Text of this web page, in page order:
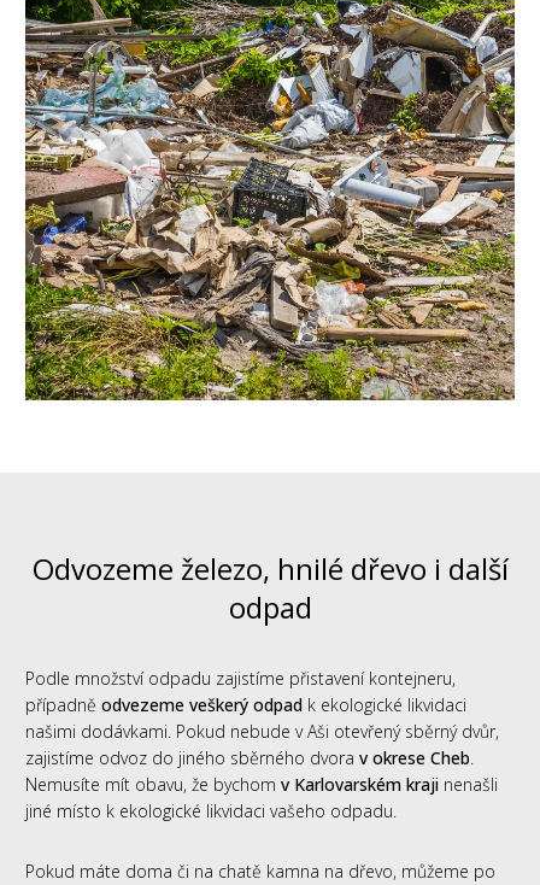
Odvozeme železo, hnilé dřevo i další
odpad
Podle množství odpadu zajistíme přistavení kontejneru,
případně odvezeme veškerý odpad k ekologické likvidaci
našimi dodávkami. Pokud nebude v Aši otevřený sběrný dvůr,
zajistíme odvoz do jiného sběrného dvora v okrese Cheb.
Nemusíte mít obavu, že bychom v Karlovarském kraji nenašli
jiné místo k ekologické likvidaci vašeho odpadu.
Pokud máte doma či na chatě kamna na dřevo, můžeme po